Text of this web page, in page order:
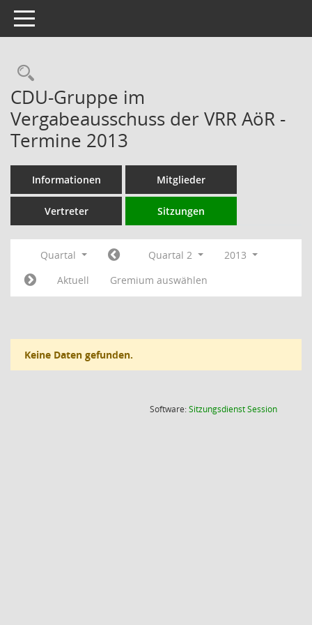
Toggle navigation
Rechercheauswahl
CDU-Gruppe im
Vergabeausschuss der VRR AöR -
Termine 2013
Informationen Mitglieder
Vertreter Sitzungen
Quartal Quartal 2
2013
Aktuell
Gremium auswählen
Keine Daten gefunden.
Software:SitzungsdienstSession(Wird in